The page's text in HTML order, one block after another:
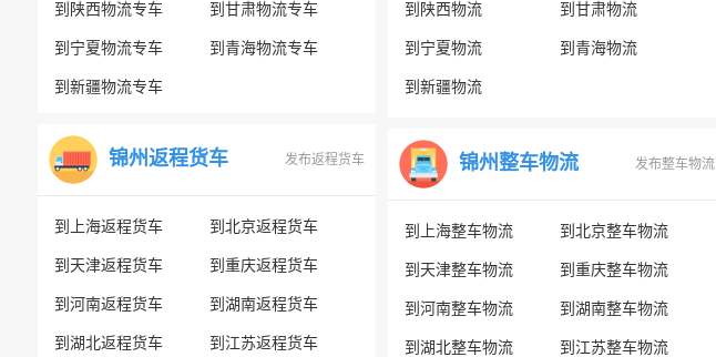
到陕西物流专车 到甘肃物流专车
到宁夏物流专车 到青海物流专车
到新疆物流专车
锦州返程货车 发布返程货车
到上海返程货车 到北京返程货车
到天津返程货车 到重庆返程货车
到河南返程货车 到湖南返程货车
到湖北返程货车 到江苏返程货车
到陕西物流 到甘肃物流
到宁夏物流 到青海物流
到新疆物流
锦州整车物流 发布整车物流
到上海整车物流 到北京整车物流
到天津整车物流 到重庆整车物流
到河南整车物流 到湖南整车物流
到湖北整车物流 到江苏整车物流